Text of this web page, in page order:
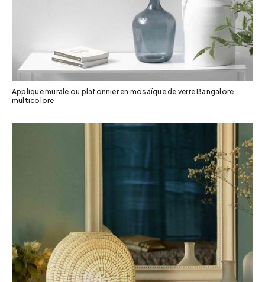
Applique murale ou plafonnier en mosaïque de verre Bangalore –
multicolore